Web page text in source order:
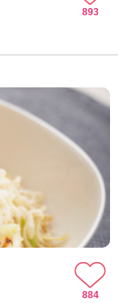
893
884